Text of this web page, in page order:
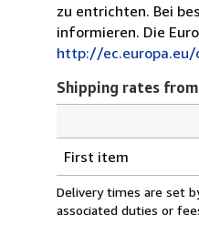
zu entrichten. Bei
informieren. Die
http://ec.europa.eu/
Shipping rates
rates
from
Germany
First item
Delivery times are set
associated duties or